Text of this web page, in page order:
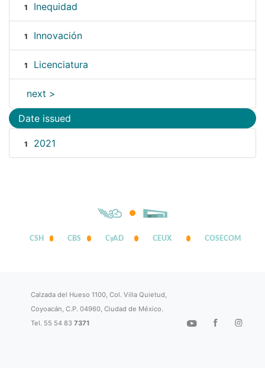
1 Inequidad
1 Innovación
1 Licenciatura
next >
Date issued
1 2021
CSH CBS CyAD CEUX COSECOM
Calzada del Hueso 1100, Col. Villa Quietud,
Coyoacán, C.P. 04960, Ciudad de México.
Tel. 55 54 837371